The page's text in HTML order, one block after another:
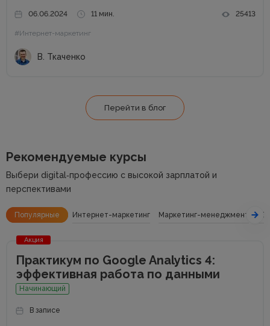
Directors Day рассказал Виталий Ткаченко. Виталий –
соучредитель Tkachenko & Myroniuk Marketing Agency,
имеет огромный опыт...
06.06.2024 11 мин. 25413
#Интернет-маркетинг
В. Ткаченко
Перейти в блог
Рекомендуемые курсы
Выбери digital‑профессию с высокой зарплатой и
перспективами
Популярные Интернет-маркетинг Маркетинг-менеджмент
Акция
Практикум по Google Analytics 4:
эффективная работа по данными
Начинающий
В записе